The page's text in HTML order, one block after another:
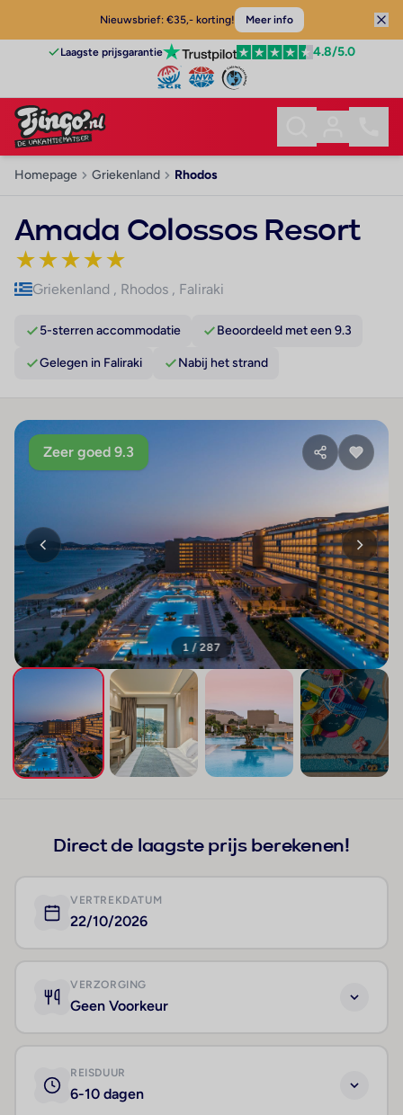
Nieuwsbrief: €35,- korting! Meer info
Laagste prijsgarantie 4.8/5.0
Homepage Griekenland Rhodos
Amada Colossos Resort
★★★★★
Griekenland , Rhodos , Faliraki
5-sterren accommodatie Beoordeeld met een 9.3
Gelegen in Faliraki Nabij het strand
Zeer goed 9.3
1 / 287
Direct de laagste prijs berekenen!
VERTREKDATUM
22/10/2026
VERZORGING
Geen Voorkeur
REISDUUR
6-10 dagen